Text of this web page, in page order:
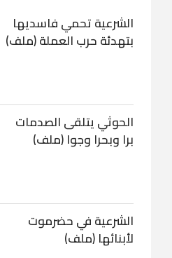
الشرعية تحمي فاسديها
بتهدئة حرب العملة (ملف)
الحوثي يتلقى الصدمات
برا وبحرا وجوا (ملف)
الشرعية في حضرموت
لأبنائها (ملف)